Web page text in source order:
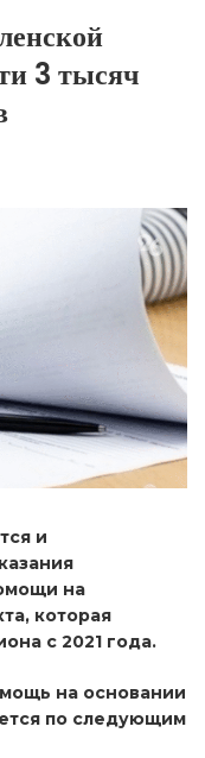
3 тысяч
и
на
которая
с 2021 года.
на основании
по следующим